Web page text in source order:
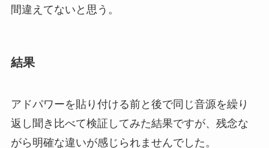
間違えてないと思う。
結果
アドパワーを貼り付ける前と後で同じ音源を繰り
返し聞き比べて検証してみた結果ですが、残念な
がら明確な違いが感じられませんでした。